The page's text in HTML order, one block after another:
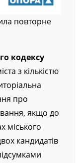
повторне
кодексу
з кількістю
про
якщо до
міського
кандидатів